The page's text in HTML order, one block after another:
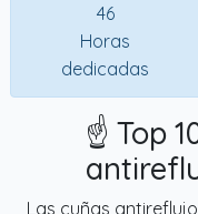
46
Horas
dedicadas
☝️ Top
Las cuñas